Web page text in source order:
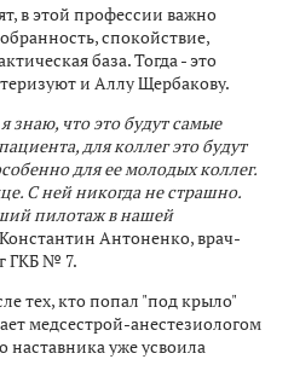
в этой профессии важно
спокойствие,
база. Тогда - это
и Аллу Щербакову.
знаю, что это будут самые
для коллег это будут
для ее молодых коллег.
С ней никогда не страшно.
пилотаж в нашей
Антоненко, врач-
ГКБ № 7.
тех, кто попал "под крыло"
медсестрой-анестезиологом
наставника уже усвоила